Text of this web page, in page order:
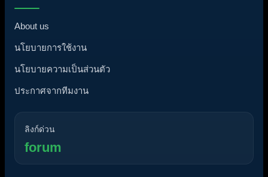
About us
นโยบายการใช้งาน
นโยบายความเป็นส่วนตัว
ประกาศจากทีมงาน
ลิงก์ด่วน
forum